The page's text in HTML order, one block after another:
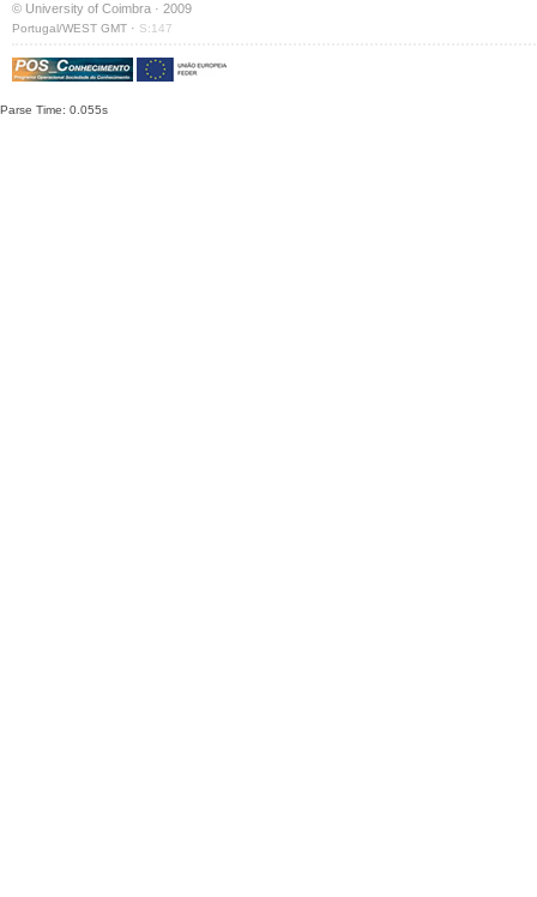
© University of Coimbra · 2009
Portugal/WEST GMT · S:147
Parse Time: 0.055s